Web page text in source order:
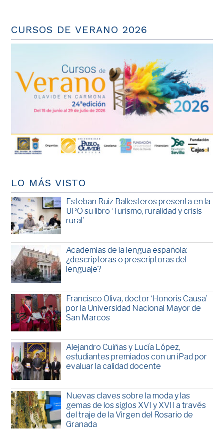
CURSOS DE VERANO 2026
LO MÁS VISTO
Esteban Ruiz Ballesteros presenta en la
UPO su libro ‘Turismo, ruralidad y crisis
rural’
Academias de la lengua española:
¿descriptoras o prescriptoras del
lenguaje?
Francisco Oliva, doctor ‘Honoris Causa’
por la Universidad Nacional Mayor de
San Marcos
Alejandro Cuiñas y Lucía López,
estudiantes premiados con un iPad por
evaluar la calidad docente
Nuevas claves sobre la moda y las
gemas de los siglos XVI y XVII a través
del traje de la Virgen del Rosario de
Granada